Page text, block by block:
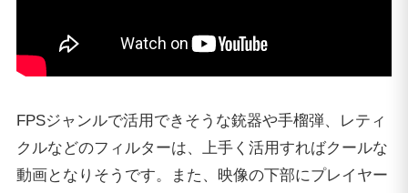
FPSジャンルで活用できそうな銃器や手榴弾、レティ
クルなどのフィルターは、上手く活用すればクールな
動画となりそうです。また、映像の下部にプレイヤー